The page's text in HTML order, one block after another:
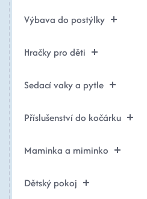
Výbava do postýlky
Hračky pro děti
Sedací vaky a pytle
Příslušenství do kočárku
Maminka a miminko
Dětský pokoj